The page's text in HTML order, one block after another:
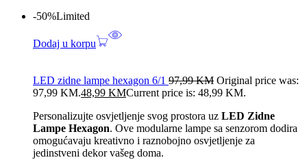
-50%Limited
Dodaj u korpu
LED zidne lampe hexagon 6/1 97,99KM Original price was:
97,99 KM.48,99 KMCurrent price is: 48,99 KM.
Personalizujte osvjetljenje svog prostora uz LED Zidne
Lampe Hexagon. Ove modularne lampe sa senzorom dodira
omogućavaju kreativno i raznobojno osvjetljenje za
jedinstveni dekor vašeg doma.